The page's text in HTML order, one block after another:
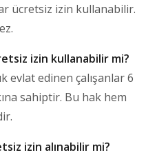
ücretsiz izin kullanabilir.
izin kullanabilir mi?
evlat edinen çalışanlar 6
sahiptir. Bu hak hem
izin alınabilir mi?